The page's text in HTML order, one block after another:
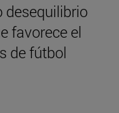
desequilibrio
favorece el
de fútbol